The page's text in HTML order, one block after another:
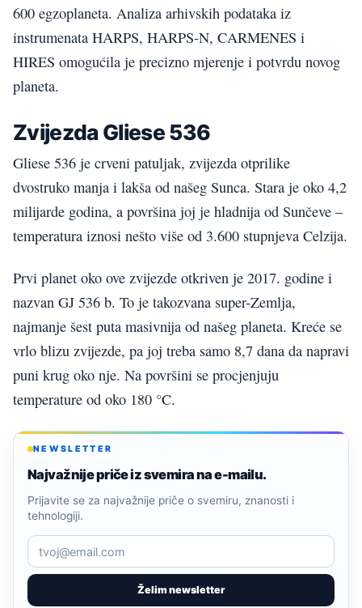
600 egzoplaneta. Analiza arhivskih podataka iz
instrumenata HARPS, HARPS-N, CARMENES i
HIRES omogućila je precizno mjerenje i potvrdu novog
planeta.
Zvijezda Gliese 536
Gliese 536 je crveni patuljak, zvijezda otprilike
dvostruko manja i lakša od našeg Sunca. Stara je oko 4,2
milijarde godina, a površina joj je hladnija od Sunčeve –
temperatura iznosi nešto više od 3.600 stupnjeva Celzija.
Prvi planet oko ove zvijezde otkriven je 2017. godine i
nazvan GJ 536 b. To je takozvana super-Zemlja,
najmanje šest puta masivnija od našeg planeta. Kreće se
vrlo blizu zvijezde, pa joj treba samo 8,7 dana da napravi
puni krug oko nje. Na površini se procjenjuju
temperature od oko 180 °C.
NEWSLETTER
Najvažnije priče iz svemira na e-mailu.
Želim newsletter
Prijavite se za najvažnije priče o svemiru, znanosti i
tehnologiji.